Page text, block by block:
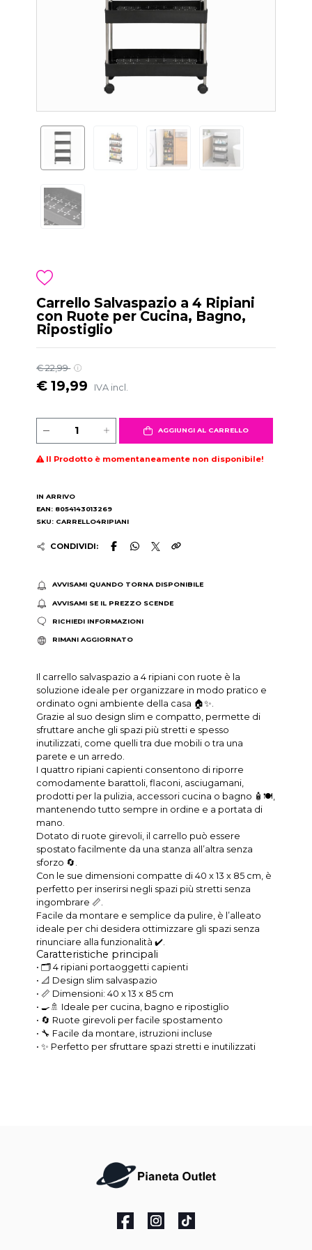
Carrello Salvaspazio a 4 Ripiani
con Ruote per Cucina, Bagno,
Ripostiglio
€ 22,99
€ 19,99 IVA incl.
AGGIUNGI AL CARRELLO
Il Prodotto è momentaneamente non disponibile!
IN ARRIVO
EAN: 8054143013269
SKU: CARRELLO4RIPIANI
CONDIVIDI:
AVVISAMI QUANDO TORNA DISPONIBILE
AVVISAMI SE IL PREZZO SCENDE
RICHIEDI INFORMAZIONI
RIMANI AGGIORNATO
Il carrello salvaspazio a 4 ripiani con ruote è la
soluzione ideale per organizzare in modo pratico e
ordinato ogni ambiente della casa 🏠✨.
Grazie al suo design slim e compatto, permette di
sfruttare anche gli spazi più stretti e spesso
inutilizzati, come quelli tra due mobili o tra una
parete e un arredo.
I quattro ripiani capienti consentono di riporre
comodamente barattoli, flaconi, asciugamani,
prodotti per la pulizia, accessori cucina o bagno 🧴🍽️,
mantenendo tutto sempre in ordine e a portata di
mano.
Dotato di ruote girevoli, il carrello può essere
spostato facilmente da una stanza all’altra senza
sforzo 🔄.
Con le sue dimensioni compatte di 40 x 13 x 85 cm, è
perfetto per inserirsi negli spazi più stretti senza
ingombrare 📏.
Facile da montare e semplice da pulire, è l’alleato
ideale per chi desidera ottimizzare gli spazi senza
rinunciare alla funzionalità ✔️.
Caratteristiche principali
• 🗂️ 4 ripiani portaoggetti capienti
• 📐 Design slim salvaspazio
• 📏 Dimensioni: 40 x 13 x 85 cm
• 🍳🚿 Ideale per cucina, bagno e ripostiglio
• 🔄 Ruote girevoli per facile spostamento
• 🔧 Facile da montare, istruzioni incluse
• ✨ Perfetto per sfruttare spazi stretti e inutilizzati